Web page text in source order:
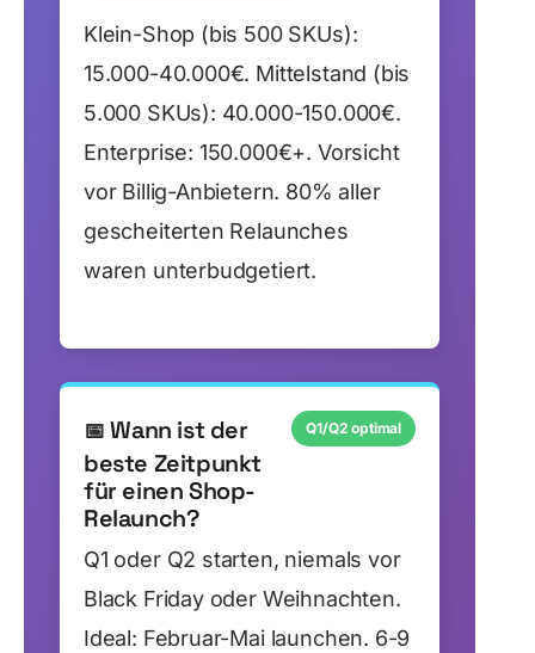
Klein-Shop (bis 500 SKUs):
15.000-40.000€. Mittelstand (bis
5.000 SKUs): 40.000-150.000€.
Enterprise: 150.000€+. Vorsicht
vor Billig-Anbietern. 80% aller
gescheiterten Relaunches
waren unterbudgetiert.
Q1/Q2 optimal
📅 Wann ist der
beste Zeitpunkt
für einen Shop-
Relaunch?
Q1 oder Q2 starten, niemals vor
Black Friday oder Weihnachten.
Ideal: Februar-Mai launchen. 6-9